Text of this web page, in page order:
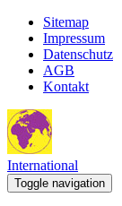
Sitemap
Impressum
Datenschutz
AGB
Kontakt
International
Toggle navigation